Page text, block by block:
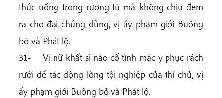
thức uống trong rương tủ mà không chịu đem
ra cho đại chúng dùng, vị ấy phạm giới Buông
bỏ và Phát lộ.
31- Vị nữ khất sĩ nào cố tình mặc y phục rách
rưới để tác động lòng tội nghiệp của thí chủ, vị
ấy phạm giới Buông bỏ và Phát lộ.